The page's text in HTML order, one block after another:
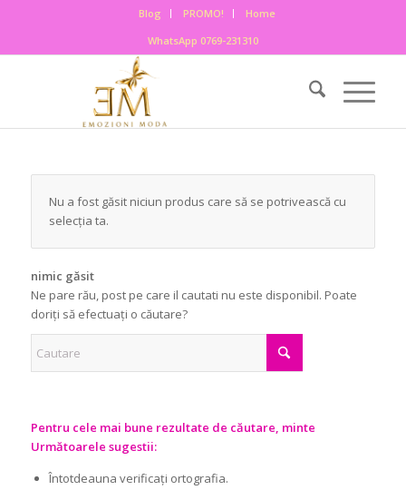
Blog PROMO!
Home
WhatsApp 0769-231310
Nu a fost găsit niciun produs care să se potrivească cu
selecția ta.
nimic găsit
Ne pare rău, post pe care il cautati nu este disponibil. Poate
doriți să efectuați o căutare?
Pentru cele mai bune rezultate de căutare, minte
Următoarele sugestii:
Întotdeauna verificați ortografia.